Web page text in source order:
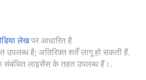
लेखपर आधारित है
उपलब्ध है; अतिरिक्त शर्तें लागू हो सकती हैं.
संबंधित लाइसेंस के तहत उपलब्ध हैं।.